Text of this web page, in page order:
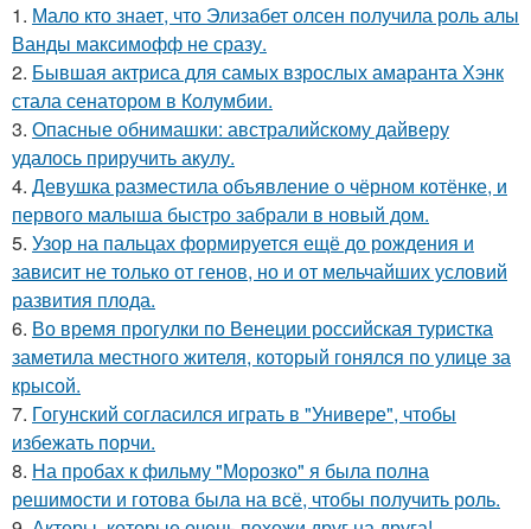
1. Мало кто знает, что Элизабет олсен получила роль алы
Ванды максимофф не сразу.
2. Бывшая актриса для самых взрослых амаранта Хэнк
стала сенатором в Колумбии.
3. Опасные обнимашки: австралийскому дайверу
удалось приручить акулу.
4. Девушка разместила объявление о чёрном котёнке, и
первого малыша быстро забрали в новый дом.
5. Узор на пальцах формируется ещё до рождения и
зависит не только от генов, но и от мельчайших условий
развития плода.
6. Во время прогулки по Венеции российская туристка
заметила местного жителя, который гонялся по улице за
крысой.
7. Гогунский согласился играть в "Универе", чтобы
избежать порчи.
8. На пробах к фильму "Морозко" я была полна
решимости и готова была на всё, чтобы получить роль.